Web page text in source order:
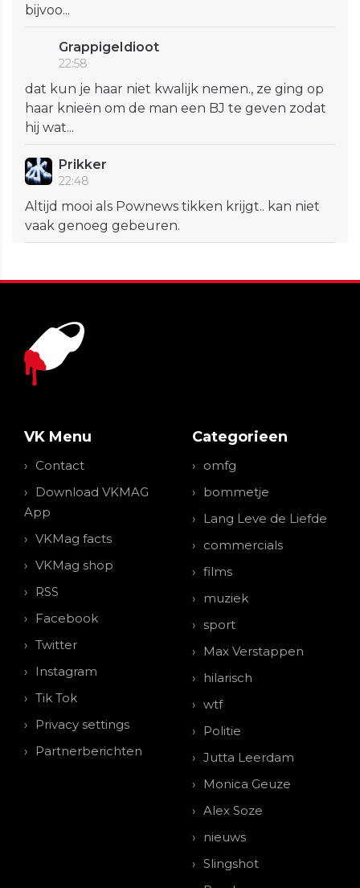
bijvoo...
GrappigeIdioot
22:58
dat kun je haar niet kwalijk nemen., ze ging op
haar knieën om de man een BJ te geven zodat
hij wat...
Prikker
22:48
Altijd mooi als Pownews tikken krijgt.. kan niet
vaak genoeg gebeuren.
VK Menu
Contact
Download VKMAG
App
VKMag facts
VKMag shop
RSS
Facebook
Twitter
Instagram
Tik Tok
Privacy settings
Partnerberichten
Categorieen
omfg
bommetje
Lang Leve de Liefde
commercials
films
muziek
sport
Max Verstappen
hilarisch
wtf
Politie
Jutta Leerdam
Monica Geuze
Alex Soze
nieuws
Slingshot